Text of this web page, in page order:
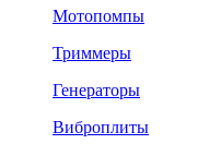
Мотопомпы
Триммеры
Генераторы
Виброплиты